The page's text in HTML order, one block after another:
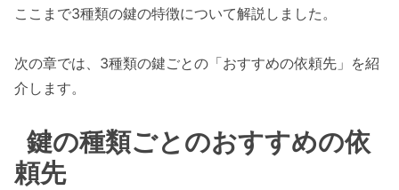
ここまで3種類の鍵の特徴について解説しました。
次の章では、3種類の鍵ごとの「おすすめの依頼先」を紹
介します。
鍵の種類ごとのおすすめの依
頼先